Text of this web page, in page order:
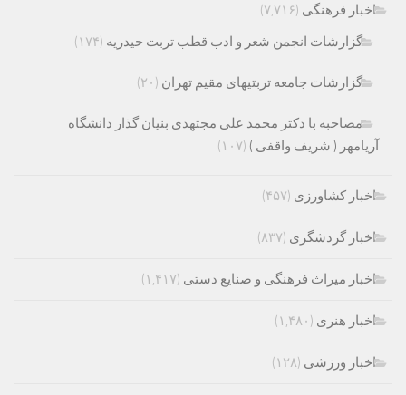
اخبار فرهنگی (۷,۷۱۶)
گزارشات انجمن شعر و ادب قطب تربت حیدریه (۱۷۴)
گزارشات جامعه تربتیهای مقیم تهران (۲۰)
مصاحبه با دکتر محمد علی مجتهدی بنیان گذار دانشگاه
آریامهر ( شریف واقفی ) (۱۰۷)
اخبار کشاورزی (۴۵۷)
اخبار گردشگری (۸۳۷)
اخبار میراث فرهنگی و صنایع دستی (۱,۴۱۷)
اخبار هنری (۱,۴۸۰)
اخبار ورزشی (۱۲۸)